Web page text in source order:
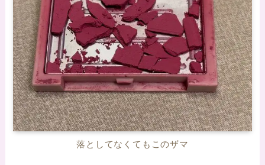
落としてなくてもこのザマ